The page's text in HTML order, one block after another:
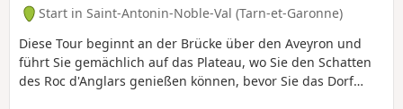
Start in Saint-Antonin-Noble-Val (Tarn-et-Garonne)
Diese Tour beginnt an der Brücke über den Aveyron und
führt Sie gemächlich auf das Plateau, wo Sie den Schatten
des Roc d'Anglars genießen können, bevor Sie das Dorf